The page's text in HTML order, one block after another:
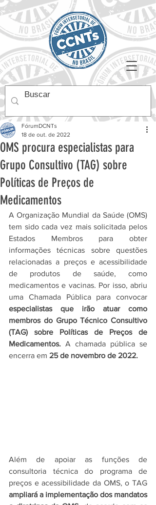
OMS procura especialistas para
Grupo Consultivo (TAG) sobre
Políticas de Preços de
Medicamentos
FórumDCNTs
18 de out. de 2022
A Organização Mundial da Saúde (OMS)
tem sido cada vez mais solicitada pelos
Estados Membros para obter
informações técnicas sobre questões
relacionadas a preços e acessibilidade
de produtos de saúde, como
medicamentos e vacinas. Por isso, abriu
especialistas que irão atuar como
membros do Grupo Técnico Consultivo
(TAG) sobre Políticas de Preços de
Medicamentos. A chamada pública se
encerra em 25 de novembro de 2022.
Além de apoiar as funções de
consultoria técnica do programa de
ampliará a implementação dos mandatos